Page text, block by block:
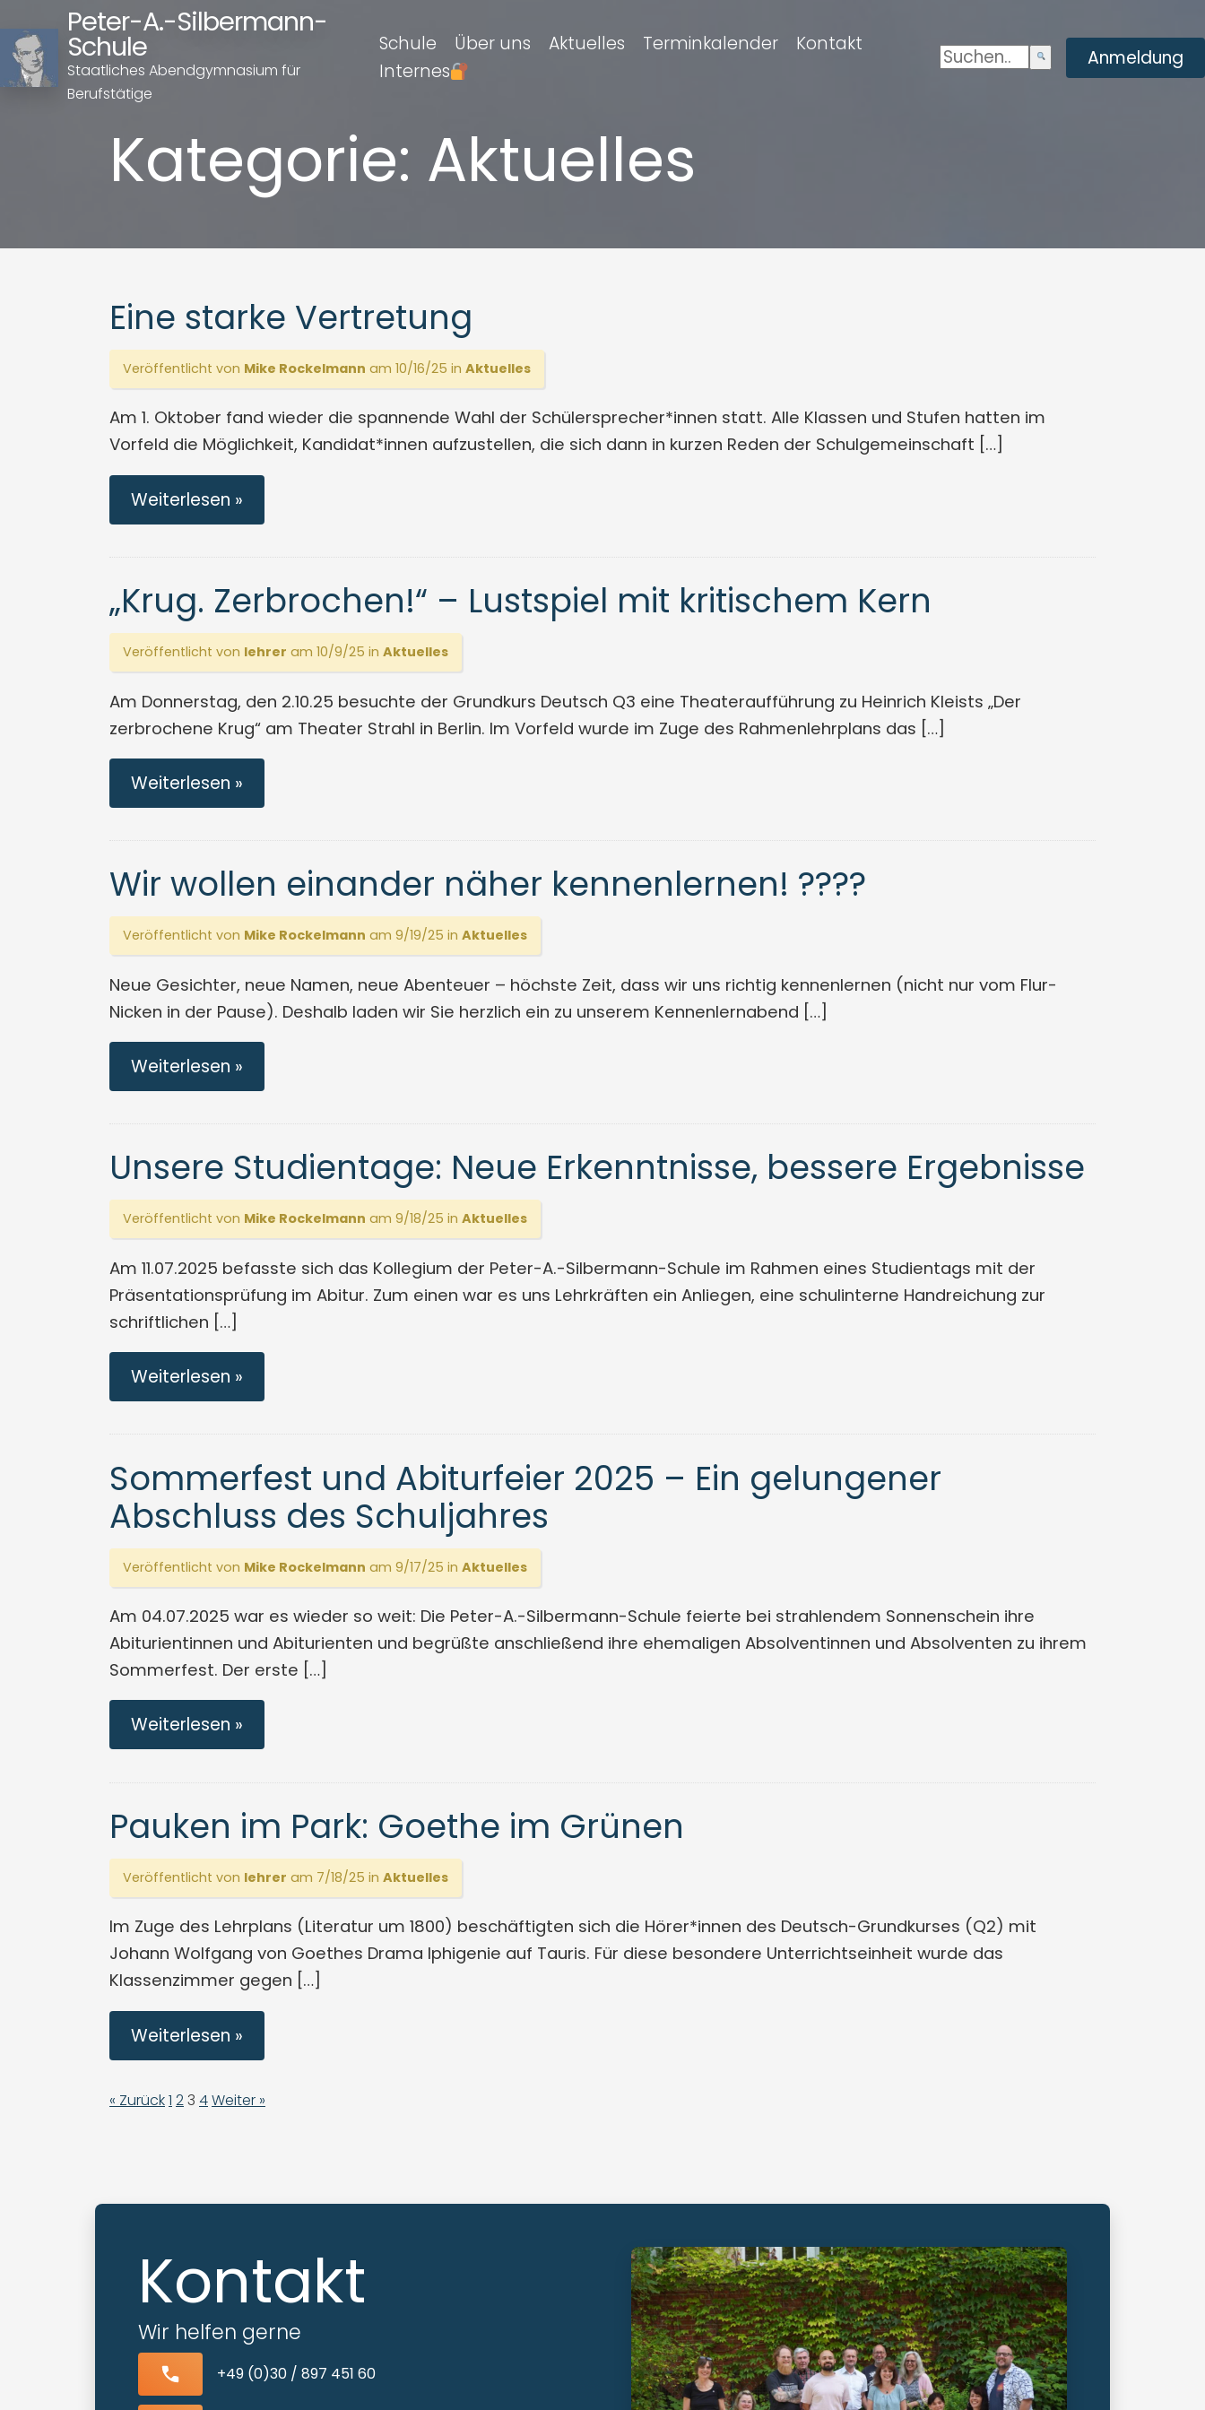
Peter-A.-Silbermann-
Schule
Staatliches Abendgymnasium für
Berufstätige
Schule Über uns Aktuelles Terminkalender
Kontakt
Internes
Suchen: Enviar
búsqueda
Anmeldung
Kategorie: Aktuelles
Eine starke Vertretung
Veröffentlicht von Mike Rockelmann am 10/16/25 in Aktuelles
Am 1. Oktober fand wieder die spannende Wahl der Schülersprecher*innen statt. Alle Klassen und Stufen hatten im
Vorfeld die Möglichkeit, Kandidat*innen aufzustellen, die sich dann in kurzen Reden der Schulgemeinschaft […]
Weiterlesen »
„Krug. Zerbrochen!“ – Lustspiel mit kritischem Kern
Veröffentlicht von lehrer am 10/9/25 in Aktuelles
Am Donnerstag, den 2.10.25 besuchte der Grundkurs Deutsch Q3 eine Theateraufführung zu Heinrich Kleists „Der
zerbrochene Krug“ am Theater Strahl in Berlin. Im Vorfeld wurde im Zuge des Rahmenlehrplans das […]
Weiterlesen »
Wir wollen einander näher kennenlernen! ????
Veröffentlicht von Mike Rockelmann am 9/19/25 in Aktuelles
Neue Gesichter, neue Namen, neue Abenteuer – höchste Zeit, dass wir uns richtig kennenlernen (nicht nur vom Flur-
Nicken in der Pause). Deshalb laden wir Sie herzlich ein zu unserem Kennenlernabend […]
Weiterlesen »
Unsere Studientage: Neue Erkenntnisse, bessere Ergebnisse
Veröffentlicht von Mike Rockelmann am 9/18/25 in Aktuelles
Am 11.07.2025 befasste sich das Kollegium der Peter-A.-Silbermann-Schule im Rahmen eines Studientags mit der
Präsentationsprüfung im Abitur. Zum einen war es uns Lehrkräften ein Anliegen, eine schulinterne Handreichung zur
schriftlichen […]
Weiterlesen »
Sommerfest und Abiturfeier 2025 – Ein gelungener
Abschluss des Schuljahres
Veröffentlicht von Mike Rockelmann am 9/17/25 in Aktuelles
Am 04.07.2025 war es wieder so weit: Die Peter-A.-Silbermann-Schule feierte bei strahlendem Sonnenschein ihre
Abiturientinnen und Abiturienten und begrüßte anschließend ihre ehemaligen Absolventinnen und Absolventen zu ihrem
Sommerfest. Der erste […]
Weiterlesen »
Pauken im Park: Goethe im Grünen
Veröffentlicht von lehrer am 7/18/25 in Aktuelles
Im Zuge des Lehrplans (Literatur um 1800) beschäftigten sich die Hörer*innen des Deutsch-Grundkurses (Q2) mit
Johann Wolfgang von Goethes Drama Iphigenie auf Tauris. Für diese besondere Unterrichtseinheit wurde das
Klassenzimmer gegen […]
Weiterlesen »
« Zurück1 23 4Weiter »
Kontakt
Wir helfen gerne
+49 (0)30 / 897 451 60